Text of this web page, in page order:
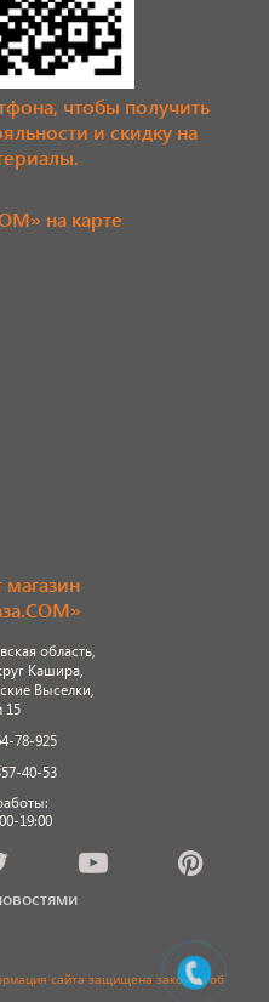
чтобы получить
и скидку на
на карте
магазин
область,
Кашира,
Выселки,
15
78-925
40-53
19:00
сайта защищена законом об